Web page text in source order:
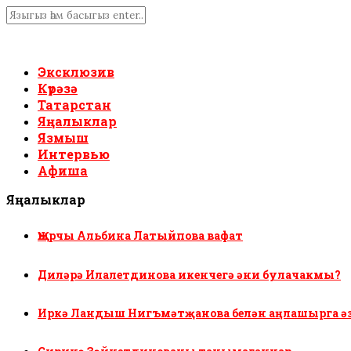
Эксклюзив
Күрәзә
Татарстан
Яңалыклар
Язмыш
Интервью
Афиша
Яңалыклар
Җырчы Альбина Латыйпова вафат
Диләрә Илалетдинова икенчегә әни булачакмы?
Иркә Ландыш Нигъмәтҗанова белән аңлашырга